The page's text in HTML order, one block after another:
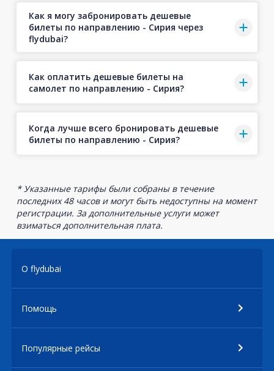
Как я могу забронировать дешевые
билеты по направлению - Сирия через
flydubai?
Как оплатить дешевые билеты на
самолет по направлению - Сирия?
Когда лучше всего бронировать дешевые
билеты по направлению - Сирия?
* Указанные тарифы были собраны в течение
последних 48 часов и могут быть недоступны на момент
регистрации. За дополнительные услуги может
взиматься дополнительная плата.
О flydubai
Помощь
Популярные рейсы